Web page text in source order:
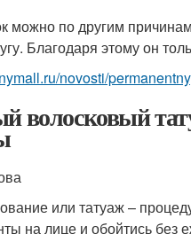
можно по другим
Благодаря этому он
novosti/
волосковый
или татуаж –
на лице и обойтись